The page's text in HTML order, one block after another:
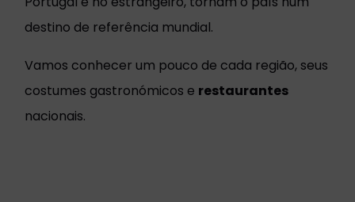
destino de referência mundial.
Vamos conhecer um pouco de cada região, seus
costumes gastronómicos e restaurantes
nacionais.